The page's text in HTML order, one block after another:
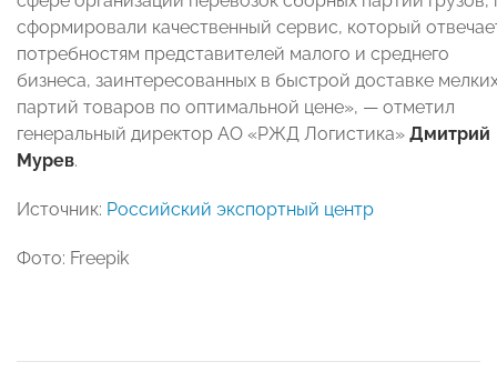
сформировали качественный сервис, который
потребностям представителей малого и среднего
бизнеса, заинтересованных в быстрой доставке
партий товаров по оптимальной цене», — отметил
генеральный директор АО «РЖД Логистика» Дмитрий
Мурев.
Источник: Российский экспортный центр
Фото: Freepik